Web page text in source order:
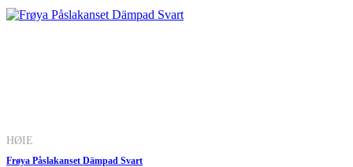
HØIE
Frøya Påslakanset Dämpad Svart